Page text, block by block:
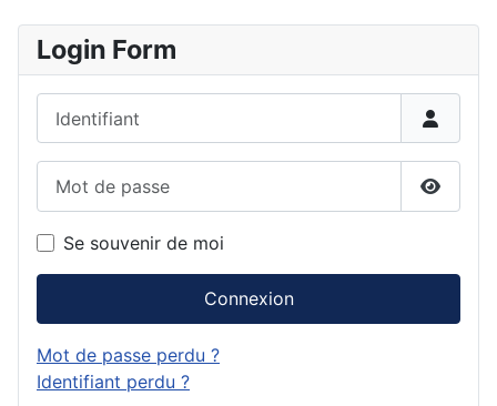
Login Form
Se souvenir de moi
Connexion
Mot de passe perdu ?
Identifiant perdu ?